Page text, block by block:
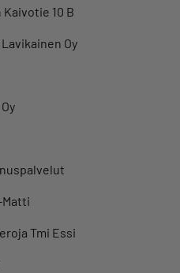
Kaivotie 10 B
Oy
Tmi Essi